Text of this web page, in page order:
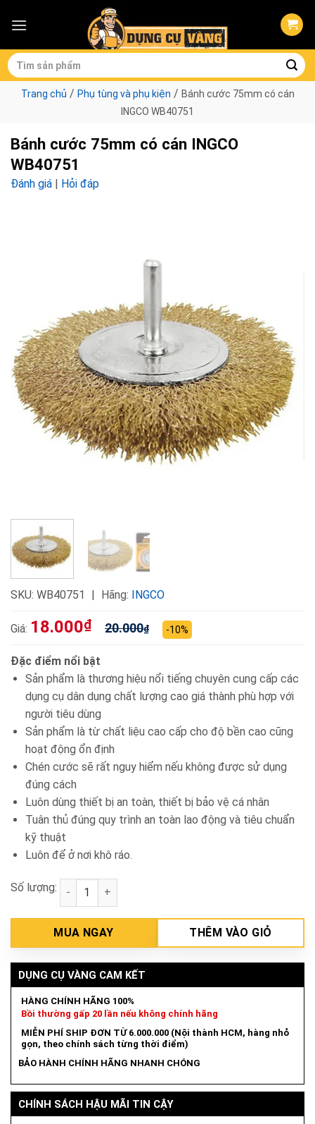
Tìm
kiếm:
Trang chủ / Phụ tùng và phụ kiện / Bánh cước 75mm có cán
INGCO WB40751
Bánh cước 75mm có cán INGCO
WB40751
Đánh giá | Hỏi đáp
SKU: WB40751 Hãng: INGCO
Giá: 18.000₫ 20.000₫ -10%
Đặc điểm nổi bật
Sản phẩm là thương hiệu nổi tiếng chuyên cung cấp các
dụng cụ dân dụng chất lượng cao giá thành phù hợp với
người tiêu dùng
Sản phẩm là từ chất liệu cao cấp cho độ bền cao cũng
hoạt động ổn định
Chén cước sẽ rất nguy hiểm nếu không được sử dụng
đúng cách
Luôn dùng thiết bị an toàn, thiết bị bảo vệ cá nhân
Tuân thủ đúng quy trình an toàn lao động và tiêu chuẩn
kỹ thuật
Luôn để ở nơi khô ráo.
Số lượng: Bánh cước 75mm có cán INGCO WB40751 số lượng
MUA NGAY THÊM VÀO GIỎ
DỤNG CỤ VÀNG CAM KẾT
HÀNG CHÍNH HÃNG 100%
Bồi thường gấp 20 lần nếu không chính hãng
MIỄN PHÍ SHIP ĐƠN TỪ 6.000.000 (Nội thành HCM, hàng nhỏ
gọn, theo chính sách từng thời điểm)
BẢO HÀNH CHÍNH HÃNG NHANH CHÓNG
CHÍNH SÁCH HẬU MÃI TIN CẬY